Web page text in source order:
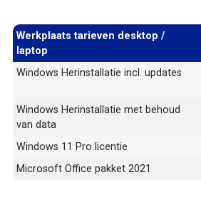
Werkplaats tarieven desktop /
laptop
Windows Herinstallatie incl. updates
Windows Herinstallatie met behoud
van data
Windows 11 Pro licentie
Microsoft Office pakket 2021